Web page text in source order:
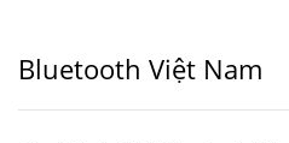
Bluetooth Việt Nam